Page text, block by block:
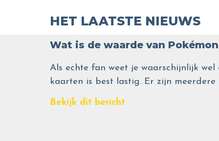
HET LAATSTE NIEUWS
Wat is de waarde van
Als echte fan weet je waarschijnlijk
kaarten is best lastig. Er zijn
Bekijk dit bericht